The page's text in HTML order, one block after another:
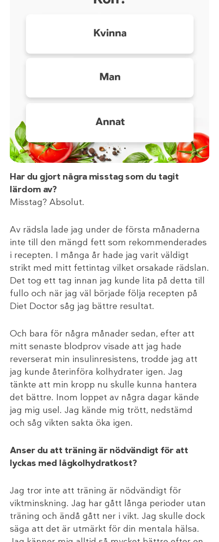
Har du gjort några misstag som du tagit
lärdom av?
Misstag? Absolut.
Av rädsla lade jag under de första månaderna
inte till den mängd fett som rekommenderades
i recepten. I många år hade jag varit väldigt
strikt med mitt fettintag vilket orsakade rädslan.
Det tog ett tag innan jag kunde lita på detta till
fullo och när jag väl började följa recepten på
Diet Doctor såg jag bättre resultat.
Och bara för några månader sedan, efter att
mitt senaste blodprov visade att jag hade
reverserat min insulinresistens, trodde jag att
jag kunde återinföra kolhydrater igen. Jag
tänkte att min kropp nu skulle kunna hantera
det bättre. Inom loppet av några dagar kände
jag mig usel. Jag kände mig trött, nedstämd
och såg vikten sakta öka igen.
Anser du att träning är nödvändigt för att
lyckas med lågkolhydratkost?
Jag tror inte att träning är nödvändigt för
viktminskning. Jag har gått långa perioder utan
träning och ändå gått ner i vikt. Jag skulle dock
säga att det är utmärkt för din mentala hälsa.